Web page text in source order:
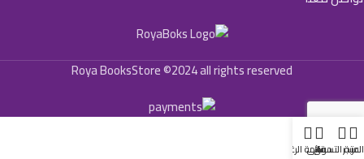
Roya BooksStore ©2024 all rights reserved
المتجر
عربة التسوق
حسابي
قائمة الرغبات